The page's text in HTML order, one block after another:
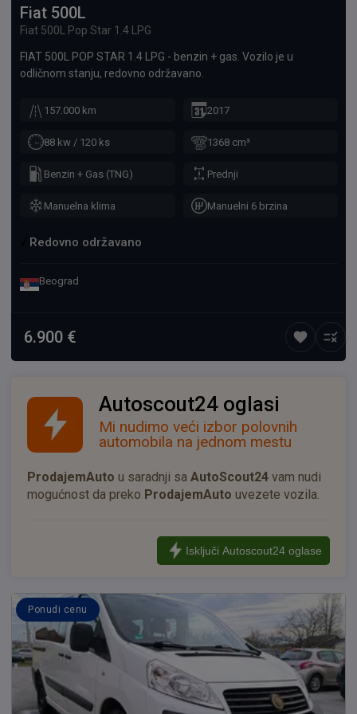
a to ima svoju cenu... Cena mog vozila u zameni je 7.000e...
Fiat 500L
Fiat 500L Pop Star 1.4 LPG
FIAT 500L POP STAR 1.4 LPG - benzin + gas. Vozilo je u
odličnom stanju, redovno održavano.
157.000 km 2017
88 kw / 120 ks 1368 cm³
Benzin + Gas (TNG) Prednji
Manuelna klima Manuelni 6 brzina
Redovno održavano
Beograd
6.900 €
Autoscout24 oglasi
Mi nudimo veći izbor polovnih
automobila na jednom mestu
ProdajemAuto u saradnji sa AutoScout24 vam nudi
mogućnost da preko ProdajemAuto uvezete vozila.
Isključi Autoscout24 oglase
Ponudi cenu